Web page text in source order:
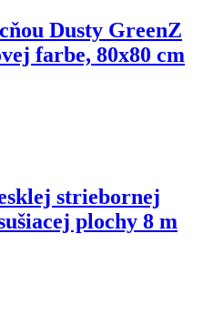
Dusty GreenZ
farbe, 80x80 cm
striebornej
plochy 8 m